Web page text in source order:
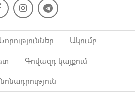
09.08.2026
Պաշտոնական հայտարարություն.
09.08.2026
09.08.2026
Ռոդրիգոն դարձավ 25 տարեկան
«Մանչեսթեր Սիթիի» հայտացուցակը
Ակումբ
Գովազդ կայքում